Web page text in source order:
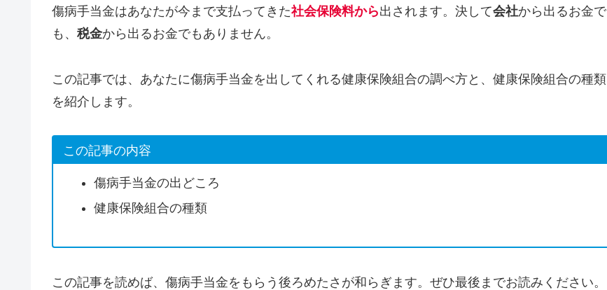
傷病手当金はあなたが今まで支払ってきた社会保険料から出されます。決して会社から出るお金で
も、 税金から出るお金でもありません。
この記事では、あなたに傷病手当金を出してくれる健康保険組合の調べ方と、健康保険組合の種類
を紹介します。
この記事の内容
傷病手当金の出どころ
健康保険組合の種類
この記事を読めば、傷病手当金をもらう後ろめたさが和らぎます。ぜひ最後までお読みください。